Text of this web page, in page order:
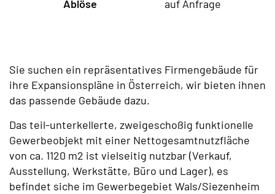
Ablöse
auf Anfrage
Sie suchen ein repräsentatives Firmengebäude für
ihre Expansionspläne in Österreich, wir bieten ihnen
das passende Gebäude dazu.
Das teil-unterkellerte, zweigeschoßig funktionelle
Gewerbeobjekt mit einer Nettogesamtnutzfläche
von ca. 1120 m2 ist vielseitig nutzbar (Verkauf,
Ausstellung, Werkstätte, Büro und Lager), es
befindet siche im Gewerbegebiet Wals/Siezenheim